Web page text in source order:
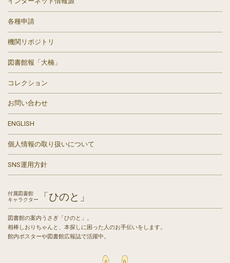
各種申請
機関リポジトリ
図書館報「大楠」
コレクション
お問い合わせ
ENGLISH
個人情報の取り扱いについて
SNS運用方針
付属図書館
キャラクター
「ひのと」
図書館の案内うさぎ「ひのと」。
相棒しおりちゃんと、本探しに困った人のお手伝いをします。
館内ポスターや図書館広報誌で活躍中。